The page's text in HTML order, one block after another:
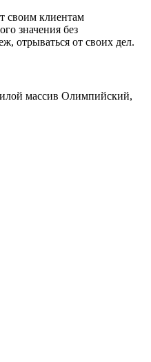
своим клиентам
значения без
отрываться от своих дел.
массив Олимпийский,